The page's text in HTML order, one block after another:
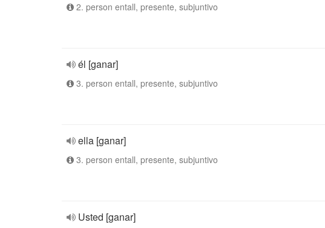
2. person entall, presente, subjuntivo
él [ganar]
3. person entall, presente, subjuntivo
ella [ganar]
3. person entall, presente, subjuntivo
Usted [ganar]